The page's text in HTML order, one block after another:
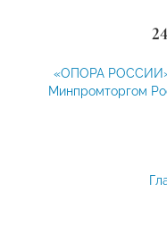
«ОПОРА РОССИИ»
Минпромторгом